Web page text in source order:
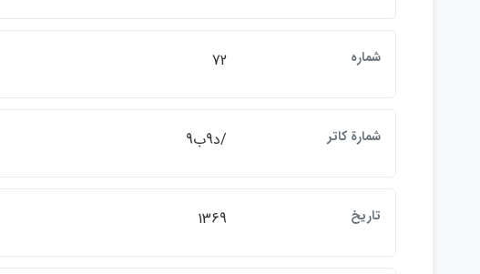
شماره 72
شمارة کاتر /د9ب9
تاريخ 1369